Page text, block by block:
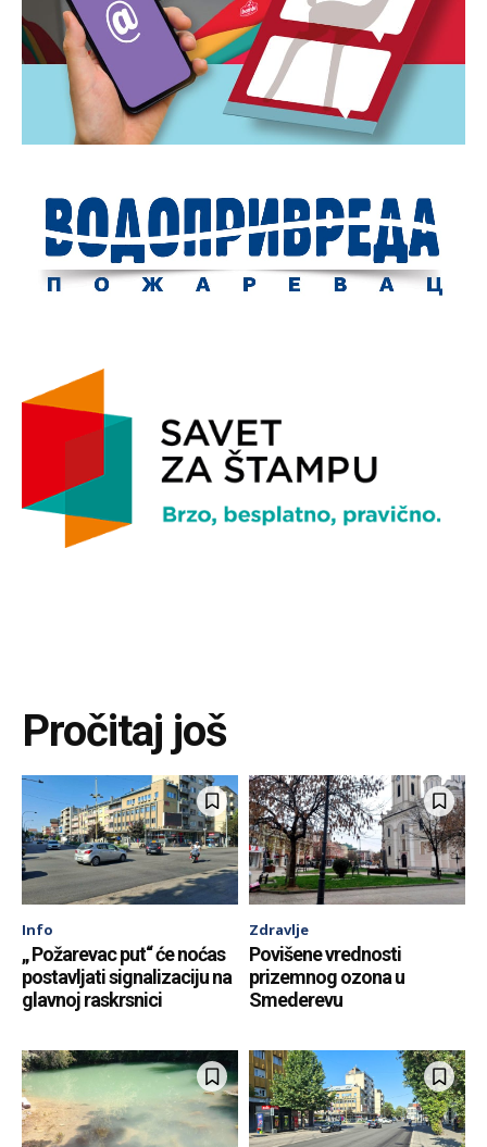
Pročitaj još
Info
„ Požarevac put“ će noćas
postavljati signalizaciju na
glavnoj raskrsnici
Zdravlje
Povišene vrednosti
prizemnog ozona u
Smederevu